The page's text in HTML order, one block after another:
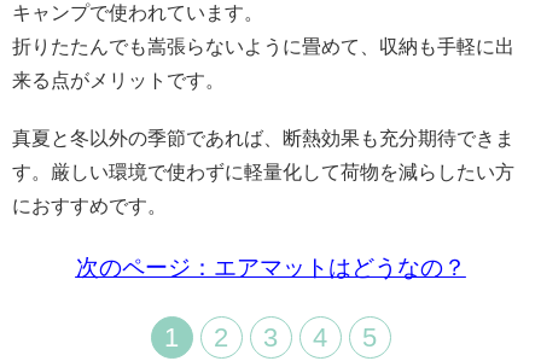
キャンプで使われています。
折りたたんでも嵩張らないように畳めて、収納も手軽に出
来る点がメリットです。
真夏と冬以外の季節であれば、断熱効果も充分期待できま
す。厳しい環境で使わずに軽量化して荷物を減らしたい方
におすすめです。
次のページ：エアマットはどうなの？
1 2 3 4 5